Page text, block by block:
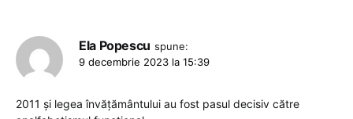
Ela Popescu spune:
9 decembrie 2023 la 15:39
2011 și legea învățământului au fost pasul decisiv către